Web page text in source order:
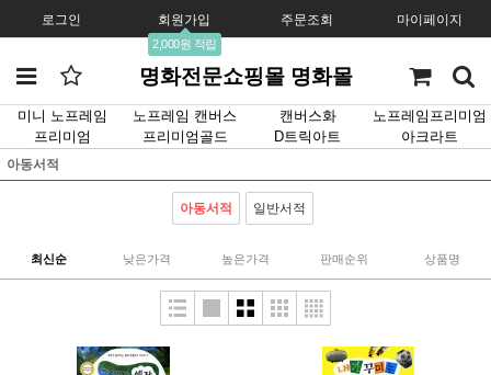
로그인 회원가입
2,000원 적립
주문조회 마이페이지
명화전문쇼핑몰 명화몰
미니 노프레임 노프레임 캔버스 캔버스화
노프레임프리미엄
프리미엄
프리미엄골드 D트릭아트 아크라트
아동서적
아동서적 일반서적
최신순 낮은가격 높은가격 판매순위 상품명